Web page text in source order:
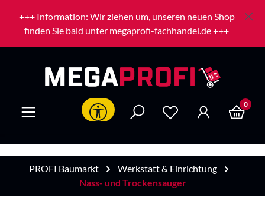
Zum Hauptinhalt springen
+++ Information: Wir ziehen um, unseren neuen Shop
finden Sie bald unter megaprofi-fachhandel.de +++
Werkzeugleiste anzeigen 0
PROFI Baumarkt
Werkstatt & Einrichtung
Nass- und Trockensauger